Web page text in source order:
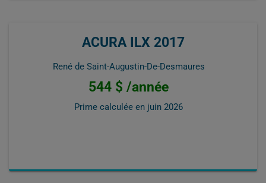
ACURA ILX 2017
René de Saint-Augustin-De-Desmaures
544 $ /année
Prime calculée en juin 2026